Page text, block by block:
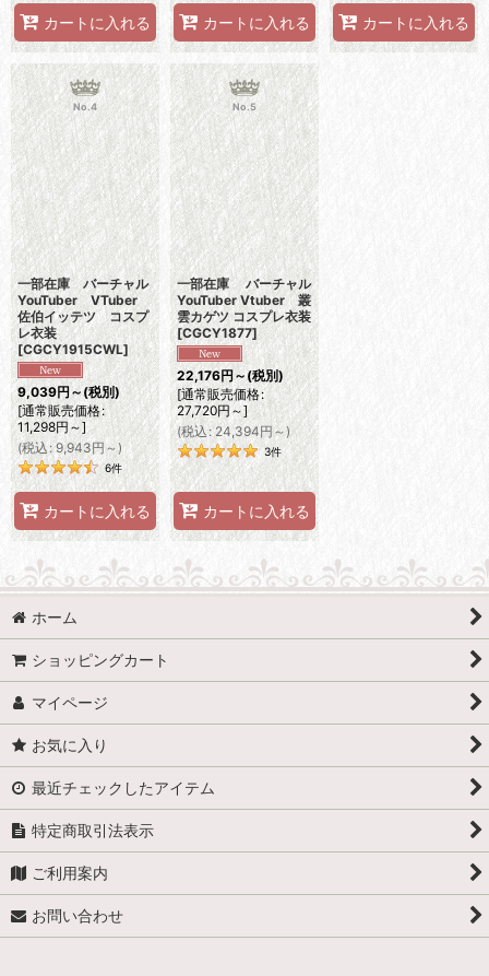
カートに入れる カートに入れる カートに入れる
No.4
一部在庫 バーチャル
YouTuber VTuber
佐伯イッテツ コスプ
レ衣装
[CGCY1915CWL]
9,039円～ (税別)
[通常販売価格:
11,298円～]
(税込 : 9,943円～)
6件
カートに入れる
No.5
一部在庫 バーチャル
YouTuber Vtuber 叢
雲カゲツ コスプレ衣装
[CGCY1877]
22,176円～(税別)
[通常販売価格:
27,720円～]
(税込: 24,394円～)
3件
カートに入れる
ホーム
ショッピングカート
マイページ
お気に入り
最近チェックしたアイテム
特定商取引法表示
ご利用案内
お問い合わせ